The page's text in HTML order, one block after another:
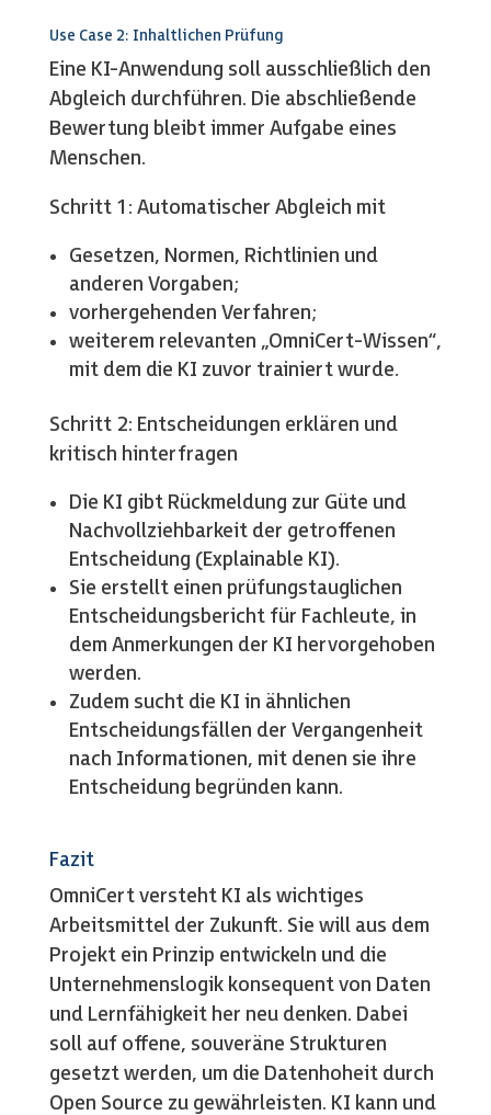
Use Case 2: Inhaltlichen Prüfung
Eine KI-Anwendung soll ausschließlich den
Abgleich durchführen. Die abschließende
Bewertung bleibt immer Aufgabe eines
Menschen.
Schritt 1: Automatischer Abgleich mit
Gesetzen, Normen, Richtlinien und
anderen Vorgaben;
vorhergehenden Verfahren;
weiterem relevanten „OmniCert-Wissen“,
mit dem die KI zuvor trainiert wurde.
Schritt 2: Entscheidungen erklären und
kritisch hinterfragen
Die KI gibt Rückmeldung zur Güte und
Nachvollziehbarkeit der getroffenen
Entscheidung (Explainable KI).
Sie erstellt einen prüfungstauglichen
Entscheidungsbericht für Fachleute, in
dem Anmerkungen der KI hervorgehoben
werden.
Zudem sucht die KI in ähnlichen
Entscheidungsfällen der Vergangenheit
nach Informationen, mit denen sie ihre
Entscheidung begründen kann.
Fazit
OmniCert versteht KI als wichtiges
Arbeitsmittel der Zukunft. Sie will aus dem
Projekt ein Prinzip entwickeln und die
Unternehmenslogik konsequent von Daten
und Lernfähigkeit her neu denken. Dabei
soll auf offene, souveräne Strukturen
gesetzt werden, um die Datenhoheit durch
Open Source zu gewährleisten. KI kann und